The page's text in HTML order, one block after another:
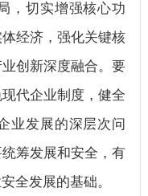
，切实增强核心功
经济，强化关键核
创新深度融合。要
代企业制度，健全
业发展的深层次问
筹发展和安全，有
全发展的基础。